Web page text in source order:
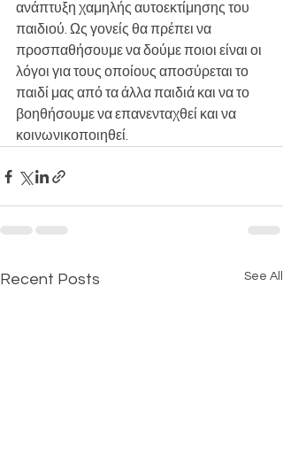
ανάπτυξη χαμηλής αυτοεκτίμησης του
παιδιού. Ως γονείς θα πρέπει να
προσπαθήσουμε να δούμε ποιοι είναι οι
λόγοι για τους οποίους αποσύρεται το
παιδί μας από τα άλλα παιδιά και να το
βοηθήσουμε να επανενταχθεί και να
κοινωνικοποιηθεί.
Recent Posts See All